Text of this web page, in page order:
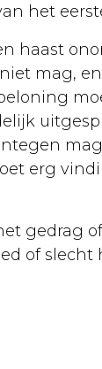
het
haast
mag,
erg
gedrag
of slecht